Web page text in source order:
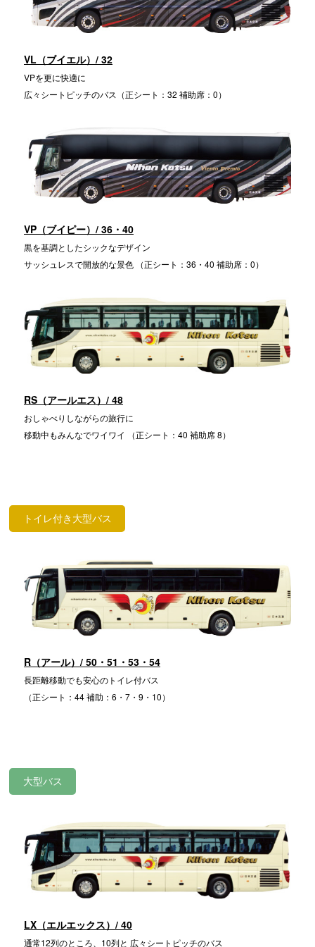
VL（ブイエル）/ 32
VPを更に快適に
広々シートピッチのバス（正シート：32 補助席：0）
VP（ブイピー）/ 36・40
黒を基調としたシックなデザイン
サッシュレスで開放的な景色 （正シート：36・40 補助席：0）
RS（アールエス）/ 48
おしゃべりしながらの旅行に
移動中もみんなでワイワイ （正シート：40 補助席 8）
トイレ付き大型バス
R（アール）/ 50・51・53・54
長距離移動でも安心のトイレ付バス
（正シート：44 補助：6・7・9・10）
大型バス
LX（エルエックス）/ 40
通常12列のところ、10列と 広々シートピッチのバス